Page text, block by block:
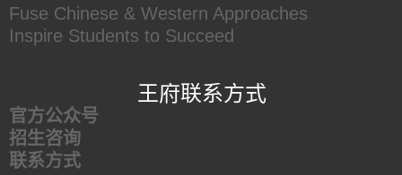
Fuse Chinese & Western Approaches
Inspire Students to Succeed
王府联系方式
官方公众号
招生咨询
联系方式